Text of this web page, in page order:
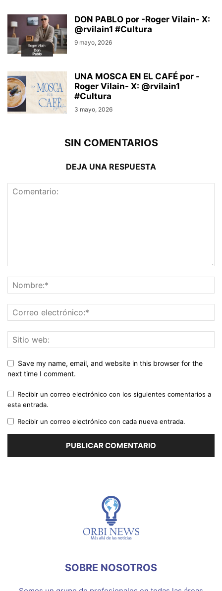
DON PABLO por -Roger Vilain- X:
@rvilain1 #Cultura
9 mayo, 2026
UNA MOSCA EN EL CAFÉ por -
Roger Vilain- X: @rvilain1
#Cultura
3 mayo, 2026
SIN COMENTARIOS
DEJA UNA RESPUESTA
Save my name, email, and website in this browser for the
next time I comment.
Recibir un correo electrónico con los siguientes comentarios a
esta entrada.
Recibir un correo electrónico con cada nueva entrada.
SOBRE NOSOTROS